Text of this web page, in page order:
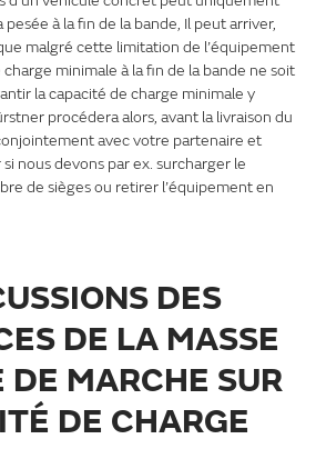
à la fin de la bande, Il peut arriver,
malgré cette limitation de l’équipement
minimale à la fin de la bande ne soit
la capacité de charge minimale y
procédera alors, avant la livraison du
avec votre partenaire et
nous devons par ex. surcharger le
de sièges ou retirer l’équipement en
DES
DE LA MASSE
DE MARCHE SUR
DE CHARGE